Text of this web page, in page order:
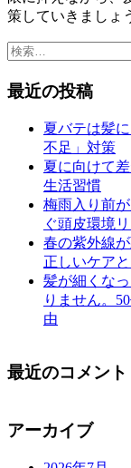
策していきましょ
検
最近の投稿
夏バテは髪
不足」対策
夏に向けて
生活習慣
梅雨入り前
ぐ頭皮環境
春の紫外線
正しいケアと
髪が細くな
りません。
由
最近のコメント
アーカイブ